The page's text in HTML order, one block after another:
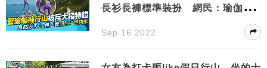
長衫長褲標準裝扮 網民：瑜伽褲
Sep 16 2022